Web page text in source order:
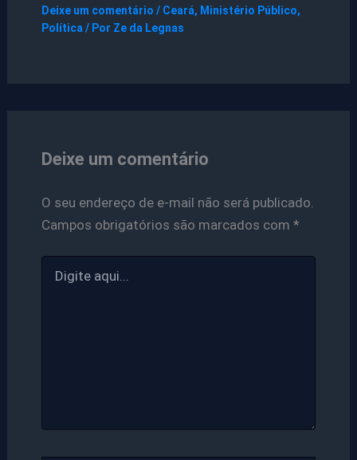
Deixe um comentário / Ceará, Ministério Público,
Política / Por Ze da Legnas
Deixe um comentário
O seu endereço de e-mail não será publicado.
Campos obrigatórios são marcados com *
aqui...